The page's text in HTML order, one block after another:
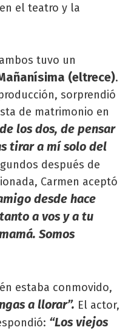
el teatro y la
tuvo un
(eltrece).
sorprendió
de matrimonio en
los dos, de pensar
tirar a mí solo del
después de
Carmen aceptó
desde hace
a vos y a tu
Somos
estaba conmovido,
a llorar”. El actor,
“Los viejos